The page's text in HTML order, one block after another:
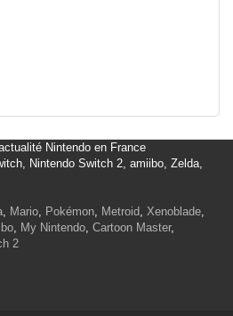
Nintendo en France
Nintendo Switch 2, amiibo, Zelda,
, Mario, Pokémon, Metroid, Xenoblade,
, My Nintendo, Cartoon Master,
2